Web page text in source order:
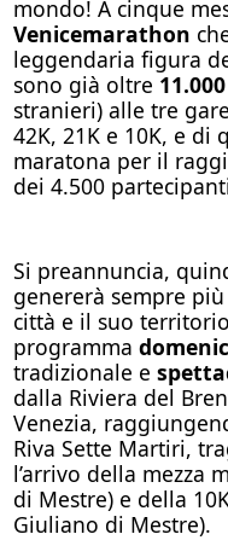
mondo! A cinque
Venicemarathon
leggendaria figura
sono già oltre 11.000
stranieri) alle tre
42K, 21K e 10K, e di
maratona per il
dei 4.500
Si preannuncia,
genererà sempre
città e il suo
programma
tradizionale e
dalla Riviera del
Venezia,
Riva Sette Martiri,
l’arrivo della mezza
di Mestre) e della
Giuliano di Mestre).